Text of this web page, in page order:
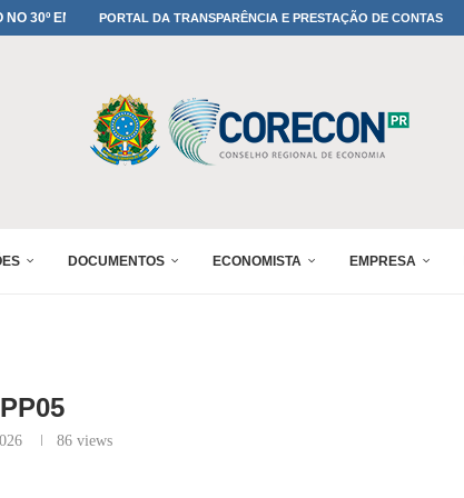
NO 30º ENESULPORTAL DA TRANSPARÊNCIA E PRESTAÇÃO DE CONTAS
DOCUMENTOS ECONOMISTA EMPRESA
PP05
86 views